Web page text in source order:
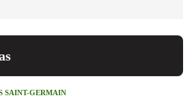
SAINT-GERMAIN